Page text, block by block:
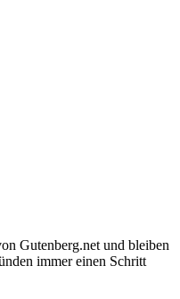
Gutenberg.net und bleiben
immer einen Schritt